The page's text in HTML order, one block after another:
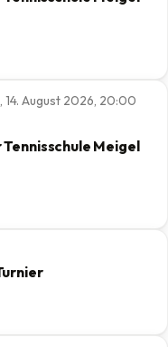
14. August 2026, 20:00
Meigel